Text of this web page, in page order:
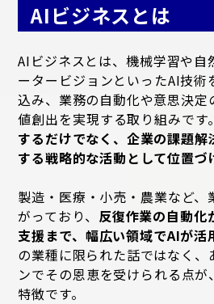
AIビジネスとは
AIビジネスとは、機械学習や自
ータービジョンといったAI技術
込み、業務の自動化や意思決
値創出を実現する取り組みです。
するだけでなく、企業の課題
する戦略的な活動として位置づ
製造・医療・小売・農業など
がっており、 反復作業の自動化
支援まで、幅広い領域でAIが活
の業種に限られた話ではなく、
ンでその恩恵を受けられる点
特徴です。